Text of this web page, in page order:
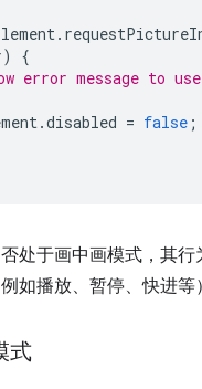
.
)
{
error message to
.disabled = false ;
处于画中画模式，其
如播放、暂停、快进
式